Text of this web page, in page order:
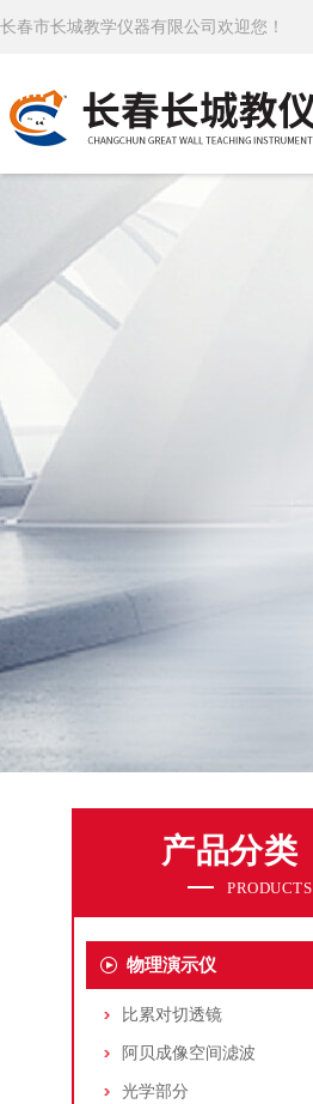
长春市长城教学仪器有限公司欢迎您！
产品分类
PRODUCTS
物理演示仪
比累对切透镜
阿贝成像空间滤波
光学部分